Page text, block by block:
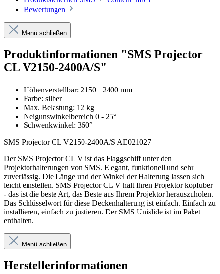
Bewertungen
Menü schließen
Produktinformationen "SMS Projector
CL V2150-2400A/S"
Höhenverstellbar: 2150 - 2400 mm
Farbe: silber
Max. Belastung: 12 kg
Neigunswinkelbereich 0 - 25°
Schwenkwinkel: 360°
SMS Projector CL V2150-2400A/S AE021027
Der SMS Projector CL V ist das Flaggschiff unter den
Projektorhalterungen von SMS. Elegant, funktionell und sehr
zuverlässig. Die Länge und der Winkel der Halterung lassen sich
leicht einstellen. SMS Projector CL V hält Ihren Projektor kopfüber
- das ist die beste Art, das Beste aus Ihrem Projektor herauszuholen.
Das Schlüsselwort für diese Deckenhalterung ist einfach. Einfach zu
installieren, einfach zu justieren. Der SMS Unislide ist im Paket
enthalten.
Menü schließen
Herstellerinformationen